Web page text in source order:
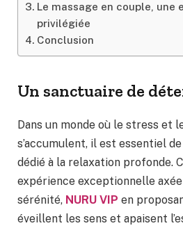
Le massage en couple, une
privilégiée
Conclusion
Un sanctuaire de
Dans un monde où le stress et
s’accumulent, il est essentiel
dédié à la relaxation profonde.
expérience exceptionnelle
sérénité, NURU VIP en
éveillent les sens et apaisent